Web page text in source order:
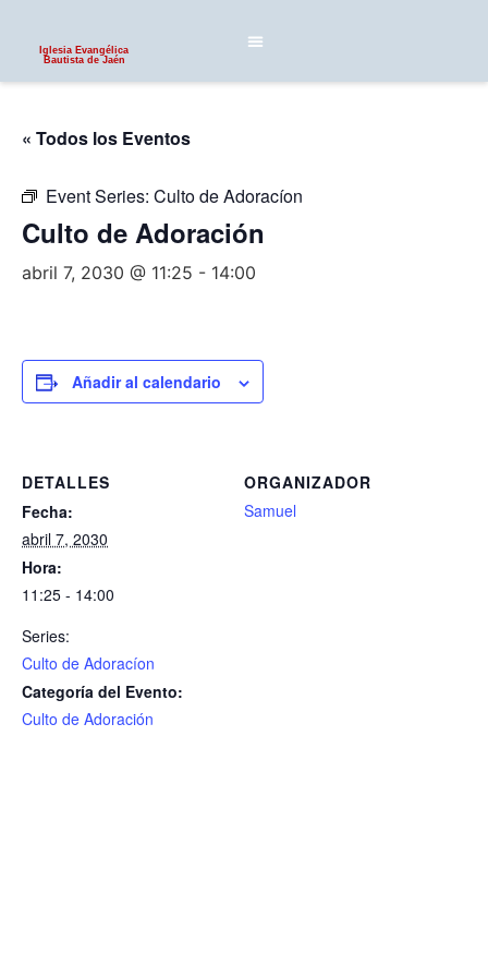
Iglesia Evangélica
Bautista de Jaén
« Todos los Eventos
Event Series: Culto de Adoracíon
Culto de Adoración
abril 7, 2030 @ 11:25 - 14:00
Añadir al calendario
DETALLES
Fecha:
abril 7, 2030
Hora:
11:25 - 14:00
Series:
Culto de Adoracíon
Categoría del Evento:
Culto de Adoración
ORGANIZADOR
Samuel